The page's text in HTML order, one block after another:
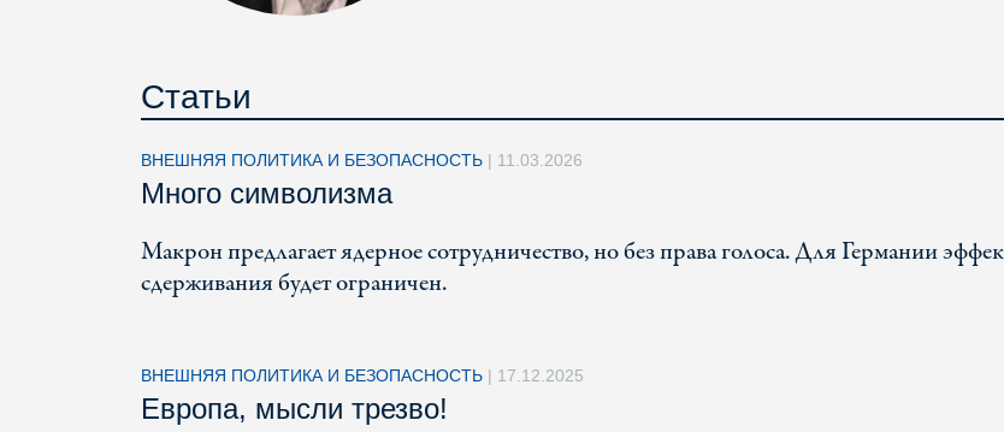
Статьи
ВНЕШНЯЯ ПОЛИТИКА И БЕЗОПАСНОСТЬ | 11.03.2026
Много символизма
Макрон предлагает ядерное сотрудничество, но без права голоса. Для Германии
сдерживания будет ограничен.
ВНЕШНЯЯ ПОЛИТИКА И БЕЗОПАСНОСТЬ | 17.12.2025
Европа, мысли трезво!